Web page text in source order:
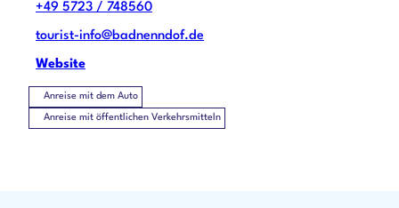
+49 5723 / 748560
tourist-info@badnenndof.de
Website
Anreise mit dem Auto
Anreise mit öffentlichen Verkehrsmitteln